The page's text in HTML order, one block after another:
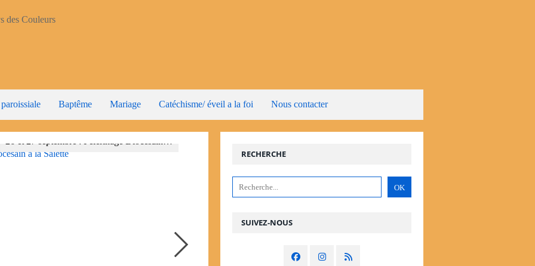
Baptême Mariage Catéchisme/ éveil a la foi Nous contacter
SUIVEZ-NOUS
RECHERCHE